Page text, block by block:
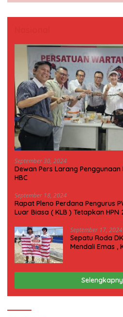
September 30, 2024
Dewan Pers Larang
HBC
September 18, 2024
Rapat Pleno Perdana Pengurus
Luar Biasa ( KLB ) Tetapkan HPN
September 17, 2024
Sepatu Roda
Mendali Emas ,